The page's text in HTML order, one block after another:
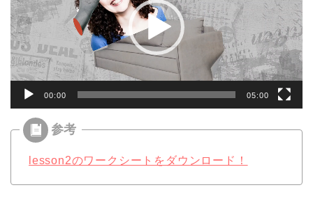
ー
ヤ
ー
00:00 05:00
lesson2のワークシートをダウンロード！